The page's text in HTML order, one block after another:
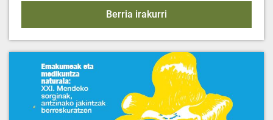
Berria irakurri